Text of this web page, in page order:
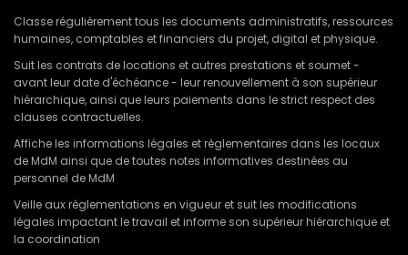
Classe régulièrement tous les documents administratifs, ressources
humaines, comptables et financiers du projet, digital et physique.
Suit les contrats de locations et autres prestations et soumet -
avant leur date d'échéance - leur renouvellement à son supérieur
hiérarchique, ainsi que leurs paiements dans le strict respect des
clauses contractuelles.
Affiche les informations légales et règlementaires dans les locaux
de MdM ainsi que de toutes notes informatives destinées au
personnel de MdM
Veille aux règlementations en vigueur et suit les modifications
légales impactant le travail et informe son supérieur hiérarchique et
la coordination